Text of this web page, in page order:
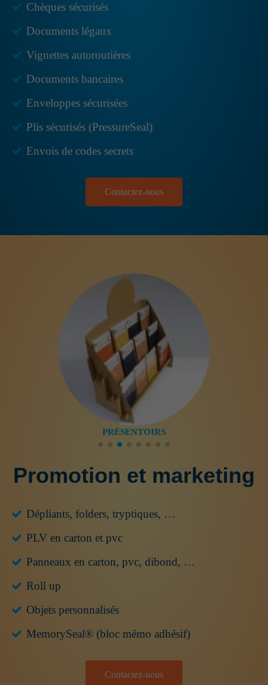
Chèques sécurisés
Documents légaux
Vignettes autoroutières
Documents bancaires
Enveloppes sécurisées
Plis sécurisés (PressureSeal)
Envois de codes secrets
Contactez-nous
PRÉSENTOIRS
Promotion et marketing
Dépliants, folders, tryptiques, …
PLV en carton et pvc
Panneaux en carton, pvc, dibond, …
Roll up
Objets personnalisés
MemorySeal® (bloc mémo adhésif)
Contactez-nous